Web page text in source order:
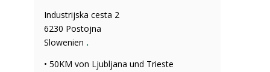
Industrijska cesta 2
6230 Postojna
Slowenien .
• 50KM von Ljubljana und Trieste